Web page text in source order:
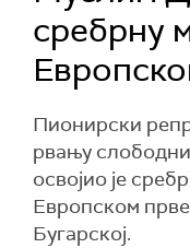
сребрну
Пионирски
рвању
освојио је
Европском
Бугарској.